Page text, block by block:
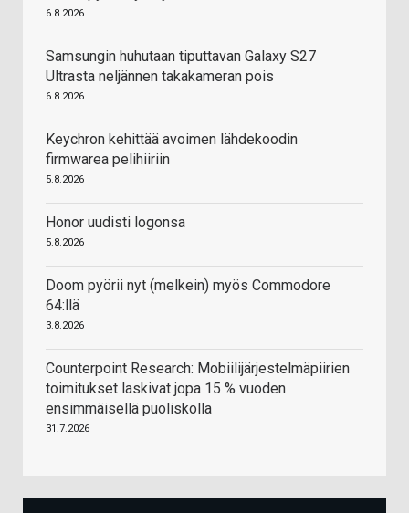
6.8.2026
Samsungin huhutaan tiputtavan Galaxy S27
Ultrasta neljännen takakameran pois
6.8.2026
Keychron kehittää avoimen lähdekoodin
firmwarea pelihiiriin
5.8.2026
Honor uudisti logonsa
5.8.2026
Doom pyörii nyt (melkein) myös Commodore
64:llä
3.8.2026
Counterpoint Research: Mobiilijärjestelmäpiirien
toimitukset laskivat jopa 15 % vuoden
ensimmäisellä puoliskolla
31.7.2026